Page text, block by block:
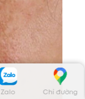
Zalo Chỉ đường